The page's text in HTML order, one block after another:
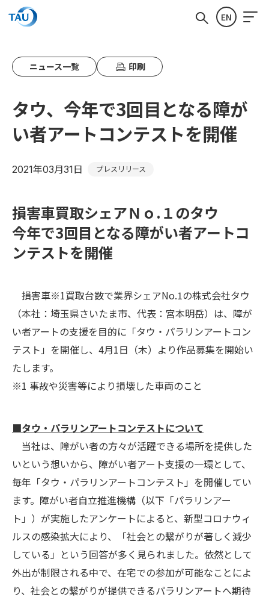
EN
ニュース一覧 印刷
タウ、今年で3回目となる障が
い者アートコンテストを開催
2021年03月31日 プレスリリース
損害車買取シェアＮｏ.１のタウ
今年で3回目となる障がい者アートコ
ンテストを開催
損害車※1買取台数で業界シェアNo.1の株式会社タウ
（本社：埼玉県さいたま市、代表：宮本明岳）は、障が
い者アートの支援を目的に「タウ・パラリンアートコン
テスト」を開催し、4月1日（木）より作品募集を開始い
たします。
※1 事故や災害等により損壊した車両のこと
■タウ・パラリンアートコンテストについて
当社は、障がい者の方々が活躍できる場所を提供した
いという想いから、障がい者アート支援の一環として、
毎年「タウ・パラリンアートコンテスト」を開催してい
ます。障がい者自立推進機構（以下「パラリンアー
ト」）が実施したアンケートによると、新型コロナウィ
ルスの感染拡大により、「社会との繋がりが著しく減少
している」という回答が多く見られました。依然として
外出が制限される中で、在宅での参加が可能なことによ
り、社会との繋がりが提供できるパラリンアートへ期待